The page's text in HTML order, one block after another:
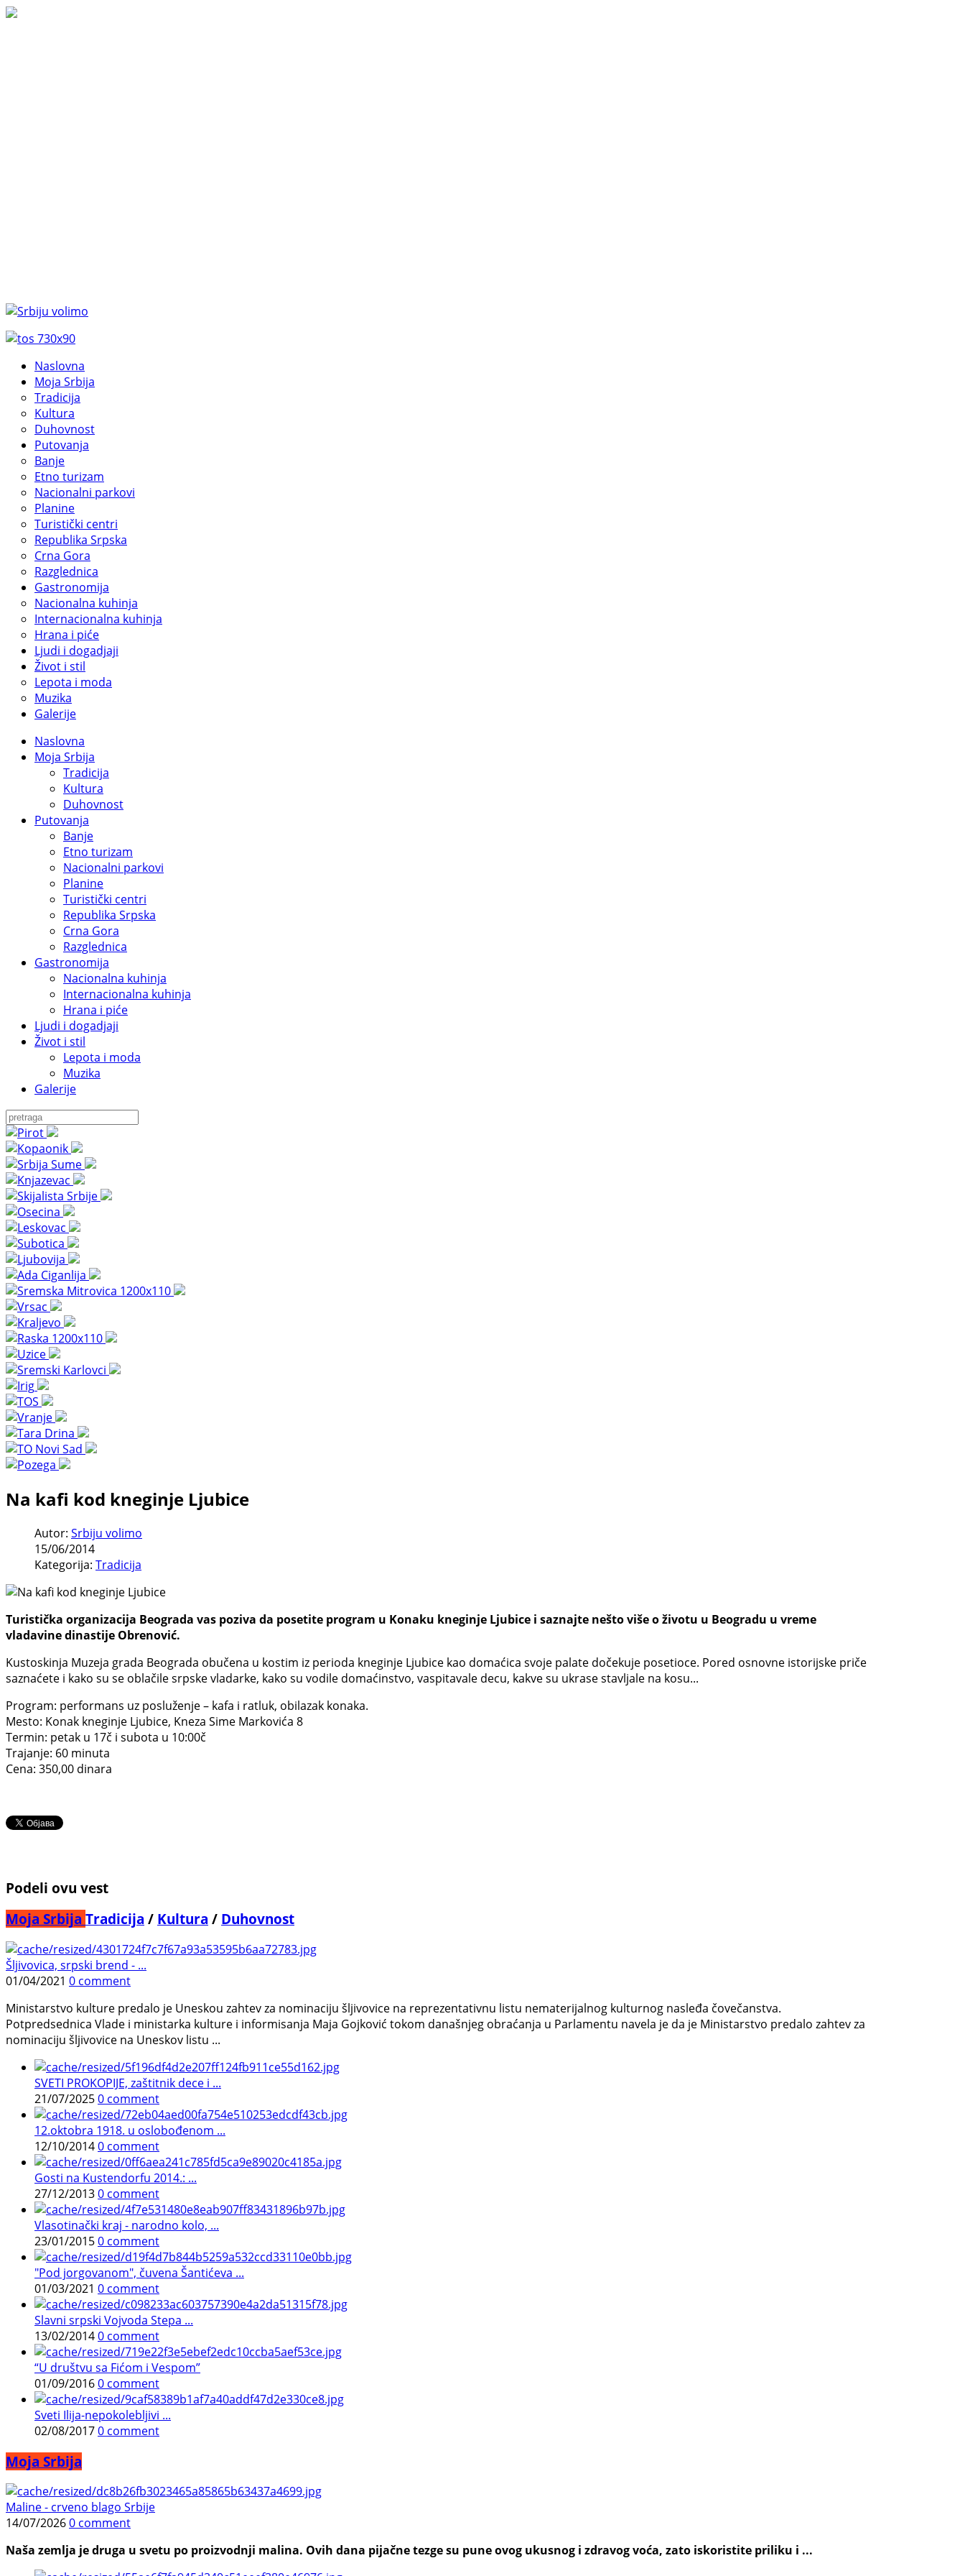
Naslovna
Moja Srbija
Tradicija
Kultura
Duhovnost
Putovanja
Banje
Etno turizam
Nacionalni parkovi
Planine
Turistički centri
Republika Srpska
Crna Gora
Razglednica
Gastronomija
Nacionalna kuhinja
Internacionalna kuhinja
Hrana i piće
Ljudi i dogadjaji
Život i stil
Lepota i moda
Muzika
Galerije
Naslovna
Moja Srbija
Tradicija
Kultura
Duhovnost
Putovanja
Banje
Etno turizam
Nacionalni parkovi
Planine
Turistički centri
Republika Srpska
Crna Gora
Razglednica
Gastronomija
Nacionalna kuhinja
Internacionalna kuhinja
Hrana i piće
Ljudi i dogadjaji
Život i stil
Lepota i moda
Muzika
Galerije
Na kafi kod kneginje Ljubice
Autor: Srbiju volimo
15/06/2014
Kategorija: Tradicija
Turistička organizacija Beograda vas poziva da posetite program u Konaku kneginje Ljubice i saznajte nešto više o životu u Beogradu u vreme
vladavine dinastije Obrenović.
Kustoskinja Muzeja grada Beograda obučena u kostim iz perioda kneginje Ljubice kao domaćica svoje palate dočekuje posetioce. Pored osnovne istorijske priče
saznaćete i kako su se oblačile srpske vladarke, kako su vodile domaćinstvo, vaspitavale decu, kakve su ukrase stavljale na kosu...
Program: performans uz posluženje – kafa i ratluk, obilazak konaka.
Mesto: Konak kneginje Ljubice, Kneza Sime Markovića 8
Termin: petak u 17č i subota u 10:00č
Trajanje: 60 minuta
Cena: 350,00 dinara
Podeli ovu vest
Moja Srbija Tradicija / Kultura / Duhovnost
Šljivovica, srpski brend - ...
01/04/2021 0 comment
Ministarstvo kulture predalo je Uneskou zahtev za nominaciju šljivovice na reprezentativnu listu nematerijalnog kulturnog nasleđa čovečanstva.
Potpredsednica Vlade i ministarka kulture i informisanja Maja Gojković tokom današnjeg obraćanja u Parlamentu navela je da je Ministarstvo predalo zahtev za
nominaciju šljivovice na Uneskov listu ...
SVETI PROKOPIJE, zaštitnik dece i ...
21/07/20250 comment
12.oktobra 1918. u oslobođenom ...
12/10/20140 comment
Gosti na Kustendorfu 2014.: ...
27/12/20130 comment
Vlasotinački kraj - narodno kolo, ...
23/01/20150 comment
"Pod jorgovanom", čuvena Šantićeva ...
01/03/2021 0 comment
Slavni srpski Vojvoda Stepa ...
13/02/20140 comment
“U društvu sa Fićom i Vespom”
01/09/20160 comment
Sveti Ilija-nepokolebljivi ...
02/08/20170 comment
Moja Srbija
Maline - crveno blago Srbije
14/07/20260 comment
Naša zemlja je druga u svetu po proizvodnji malina. Ovih dana pijačne tezge su pune ovog ukusnog i zdravog voća, zato iskoristite priliku i ...